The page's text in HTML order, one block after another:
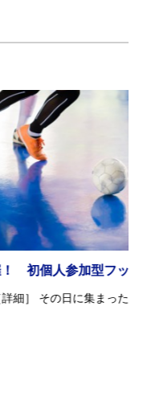
ム(OPAS)
北千里市民体育館主催！ 初個人参加型フットサル開催！！
集まったメンバーでフ